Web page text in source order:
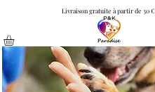
Livraison gratuite à partir de 30 €